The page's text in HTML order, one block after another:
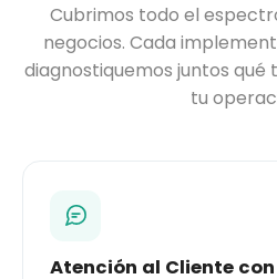
Cubrimos todo el
negocios. Cada
diagnostiquemos juntos qué
tu
Atención al Cliente con